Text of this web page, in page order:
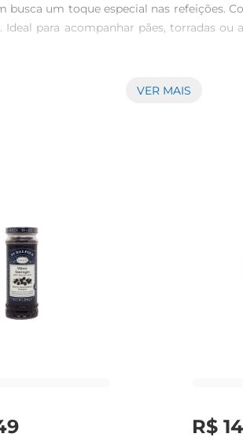
um toque especial nas refeições.
para acompanhar pães, torradas
tornandoa uma opção
para adequar o consumo às suas
VER MAIS
R$ 14